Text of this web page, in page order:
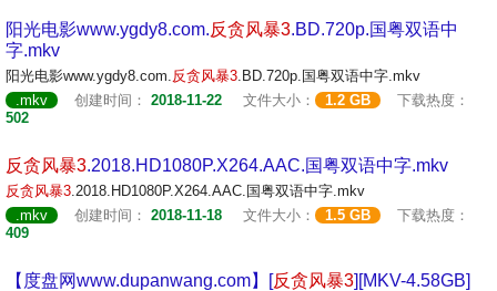
阳光电影www.ygdy8.com.反贪风暴3.BD.720p.国粤双语中
字.mkv
阳光电影www.ygdy8.com.反贪风暴3.BD.720p.国粤双语中字.mkv
.mkv
创建时间： 2018-11-22 文件大小： 1.2 GB
下载热度：
502
反贪风暴3.2018.HD1080P.X264.AAC.国粤双语中字.mkv
反贪风暴3.2018.HD1080P.X264.AAC.国粤双语中字.mkv
.mkv
创建时间： 2018-11-18 文件大小： 1.5 GB
下载热度：
409
【度盘网www.dupanwang.com】[反贪风暴3][MKV-4.58GB]